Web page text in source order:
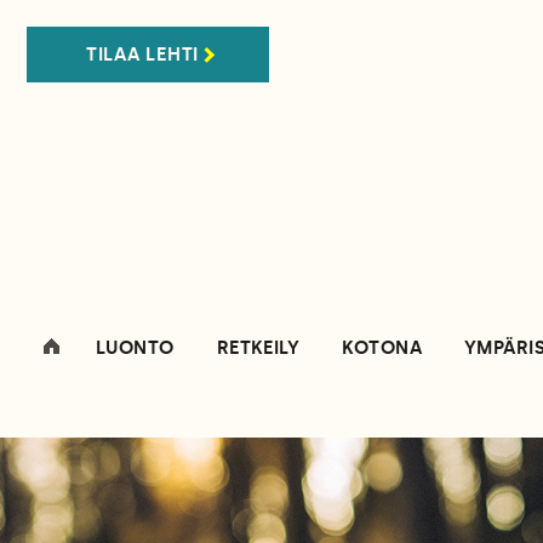
TILAA LEHTI
LUONTO RETKEILY KOTONA